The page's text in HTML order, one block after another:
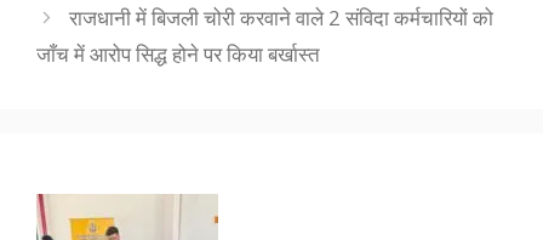
राजधानी में बिजली चोरी करवाने वाले 2 संविदा कर्मचारियों को
जाँच में आरोप सिद्ध होने पर किया बर्खास्त